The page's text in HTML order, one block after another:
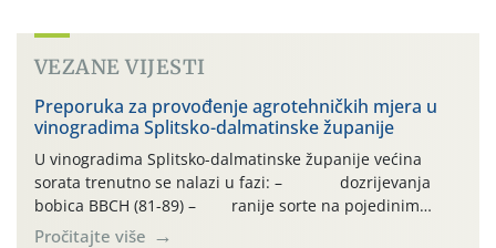
VEZANE VIJESTI
Preporuka za provođenje agrotehničkih mjera u
vinogradima Splitsko-dalmatinske županije
U vinogradima Splitsko-dalmatinske županije većina
sorata trenutno se nalazi u fazi: – dozrijevanja
bobica BBCH (81-89) – ranije sorte na pojedinim
lokalitetima već su dozrele te su spremne za berbu Zbog
Pročitajte više